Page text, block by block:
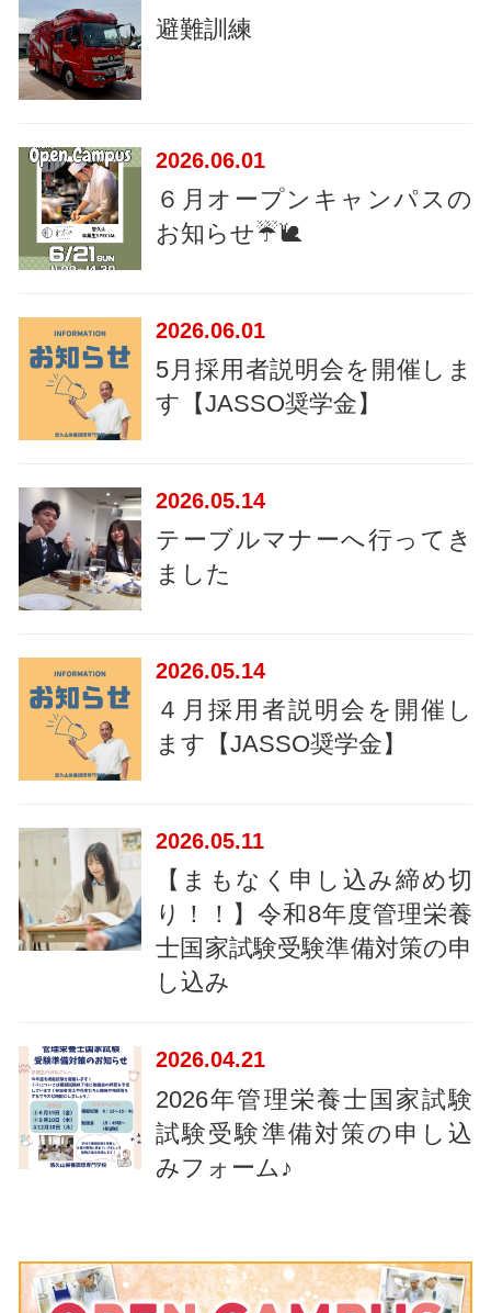
避難訓練
2026 06.01
６月オープンキャンパスの
お知らせ☔🐌
2026 06.01
5月採用者説明会を開催しま
す【JASSO奨学金】
2026 05.14
テーブルマナーへ行ってき
ました
2026 05.14
４月採用者説明会を開催し
ます【JASSO奨学金】
2026 05.11
【まもなく申し込み締め切
り！！】令和8年度管理栄養
士国家試験受験準備対策の申
し込み
2026 04.21
2026年管理栄養士国家試験
試験受験準備対策の申し込
みフォーム♪